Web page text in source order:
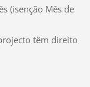
(isenção Mês de
têm direito